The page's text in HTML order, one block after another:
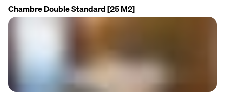
Chambre Double Standard[25 M2]